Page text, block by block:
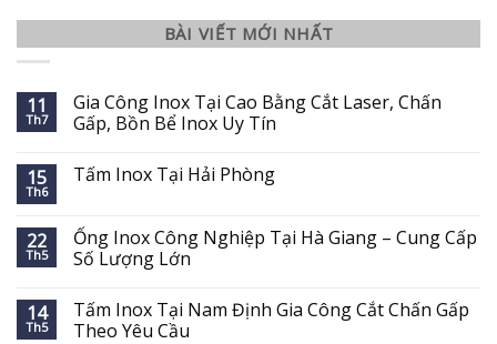
BÀI VIẾT MỚI NHẤT
11
Th7
Gia Công Inox Tại Cao Bằng Cắt Laser, Chấn
Gấp, Bồn Bể Inox Uy Tín
15
Th6
Tấm Inox Tại Hải Phòng
22
Th5
Ống Inox Công Nghiệp Tại Hà Giang – Cung Cấp
Số Lượng Lớn
14
Th5
Tấm Inox Tại Nam Định Gia Công Cắt Chấn Gấp
Theo Yêu Cầu